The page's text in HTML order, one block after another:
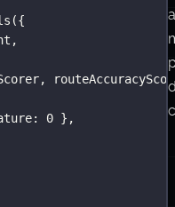
({
: 0 },